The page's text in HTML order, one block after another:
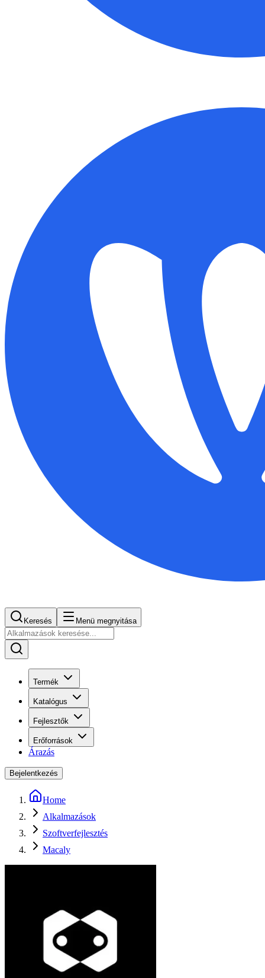
Keresés Menü megnyitása
Termék
Katalógus
Fejlesztők
Erőforrások
Árazás
Bejelentkezés
Home
Alkalmazások
Szoftverfejlesztés
Macaly